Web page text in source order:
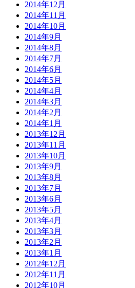
2014年12月
2014年11月
2014年10月
2014年9月
2014年8月
2014年7月
2014年6月
2014年5月
2014年4月
2014年3月
2014年2月
2014年1月
2013年12月
2013年11月
2013年10月
2013年9月
2013年8月
2013年7月
2013年6月
2013年5月
2013年4月
2013年3月
2013年2月
2013年1月
2012年12月
2012年11月
2012年10月